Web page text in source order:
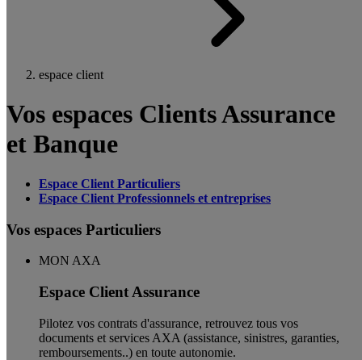
espace client
Vos espaces Clients Assurance
et Banque
Espace Client Particuliers
Espace Client Professionnels et entreprises
Vos espaces Particuliers
MON AXA
Espace Client Assurance
Pilotez vos contrats d'assurance, retrouvez tous vos
documents et services AXA (assistance, sinistres, garanties,
remboursements..) en toute autonomie. ​